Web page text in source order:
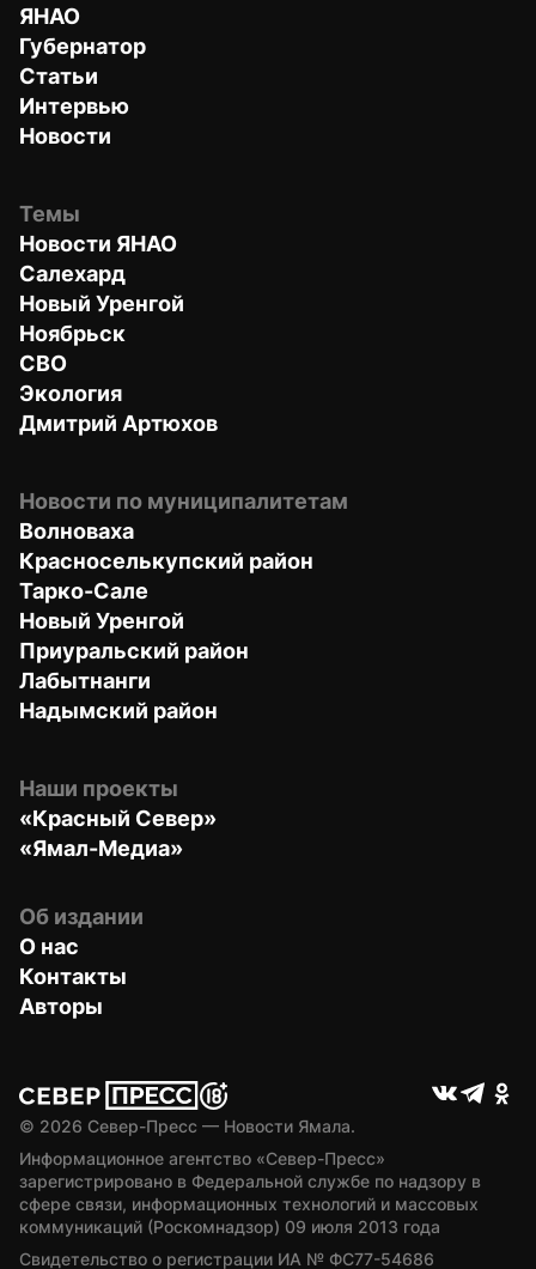
ЯНАО
Губернатор
Статьи
Интервью
Новости
Темы
Новости ЯНАО
Салехард
Новый Уренгой
Ноябрьск
СВО
Экология
Дмитрий Артюхов
Новости по муниципалитетам
Волноваха
Красноселькупский район
Тарко-Сале
Новый Уренгой
Приуральский район
Лабытнанги
Надымский район
Наши проекты
«Красный Север»
«Ямал-Медиа»
Об издании
О нас
Контакты
Авторы
© 2026 Север-Пресс — Новости Ямала.
Информационное агентство «Север-Пресс»
зарегистрировано в Федеральной службе по надзору в
сфере связи, информационных технологий и массовых
коммуникаций (Роскомнадзор) 09 июля 2013 года
Свидетельство о регистрации ИА № ФС77-54686